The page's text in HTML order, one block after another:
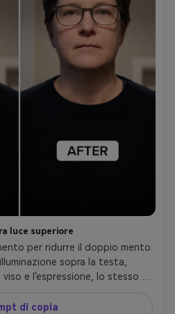
luce superiore
per ridurre il doppio mento
sopra la testa,
e l'espressione, lo stesso
outfit; Preservando lo stile di
la direzione dell'ombra
di copia